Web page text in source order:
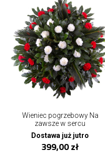
Wieniec pogrzebowy Na
zawsze w sercu
Dostawa już jutro
399,00 zł